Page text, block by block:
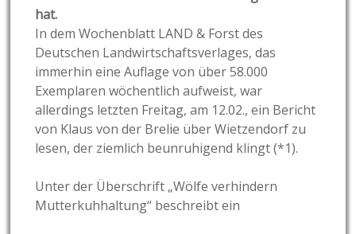
hat.
In dem Wochenblatt LAND & Forst des
Deutschen Landwirtschaftsverlages, das
immerhin eine Auflage von über 58.000
Exemplaren wöchentlich aufweist, war
allerdings letzten Freitag, am 12.02., ein Bericht
von Klaus von der Brelie über Wietzendorf zu
lesen, der ziemlich beunruhigend klingt (*1).
Unter der Überschrift „Wölfe verhindern
Mutterkuhhaltung“ beschreibt ein